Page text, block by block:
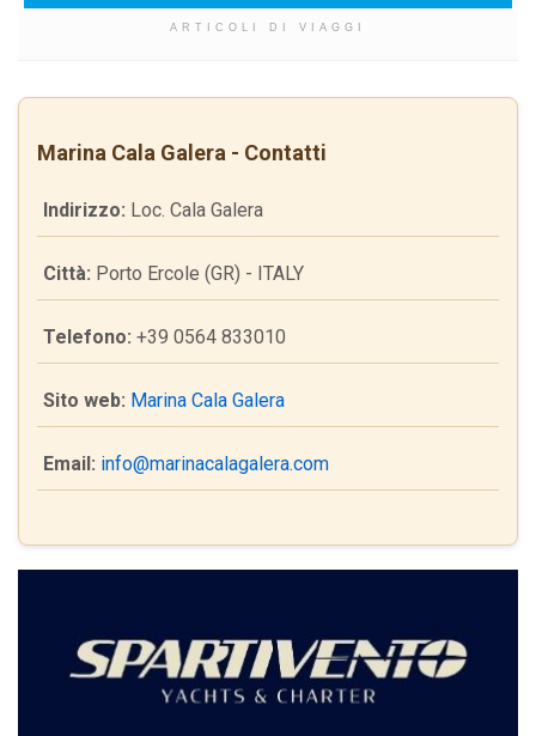
ARTICOLI DI VIAGGI
Marina Cala Galera - Contatti
Indirizzo: Loc. Cala Galera
Città: Porto Ercole (GR) - ITALY
Telefono: +39 0564 833010
Sito web: Marina Cala Galera
Email: info@marinacalagalera.com